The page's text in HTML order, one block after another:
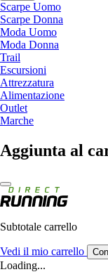
Scarpe Uomo
Scarpe Donna
Moda Uomo
Moda Donna
Trail
Escursioni
Attrezzatura
Alimentazione
Outlet
Marche
Aggiunta al
Subtotale carrello
Vedi il mio carrello
Loading...